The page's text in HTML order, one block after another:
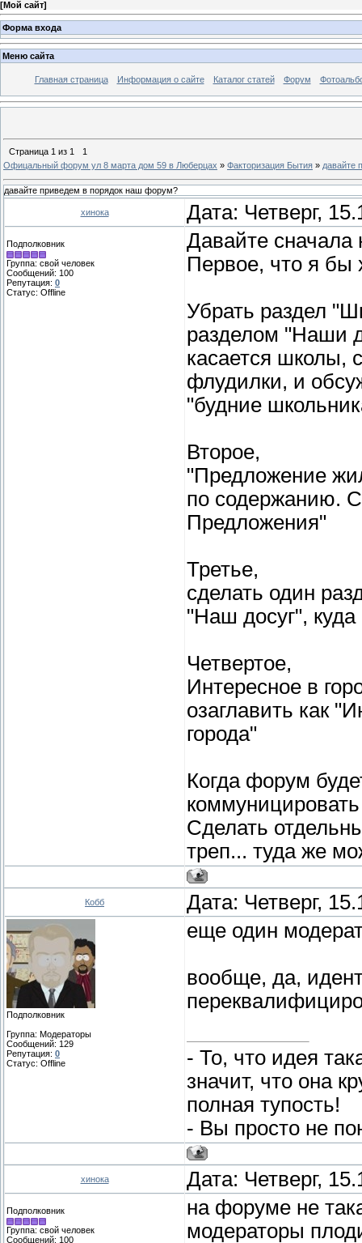
[Мой сайт]
Форма входа
Меню сайта
Главная страница Информация о сайте Каталог статей Форум
Страница 1 из 1
1
Офицальный форум ул 8 марта дом 59 в Люберцах » Факторизация Бытия » давайте
давайте приведем в порядок наш форум?
хинока Дата: Четверг,
Подполковник
Группа: свой человек
Сообщений: 100
Репутация: 0
Статус: Offline
Давайте
Первое, что я бы
Убрать раздел
разделом "Наши
касается школы,
флудилки, и
"будние
Второе,
"Предложение
по содержанию.
Предложения"
Третье,
сделать один
"Наш досуг", куда
Четвертое,
Интересное в
озаглавить как
города"
Когда форум
Сделать
треп... туда же
Кобб Дата: Четверг,
Подполковник
Группа: Модераторы
Сообщений: 129
Репутация: 0
Статус: Offline
еще один
вообще, да,
- То, что идея
значит, что она
полная тупость!
- Вы просто не
хинока Дата: Четверг,
Подполковник
Группа: свой человек
Сообщений: 100
на форуме не
модераторы